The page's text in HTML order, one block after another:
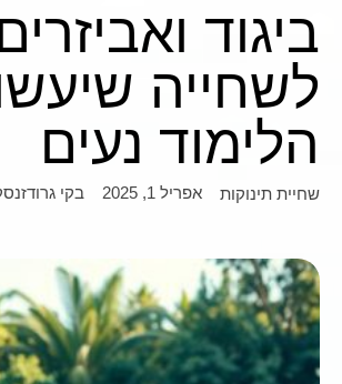
ביגוד ואביזרים
לשחייה
הלימוד נעים
שחיית תינוקות אפריל 1, 2025 בקי גרודזנסקי